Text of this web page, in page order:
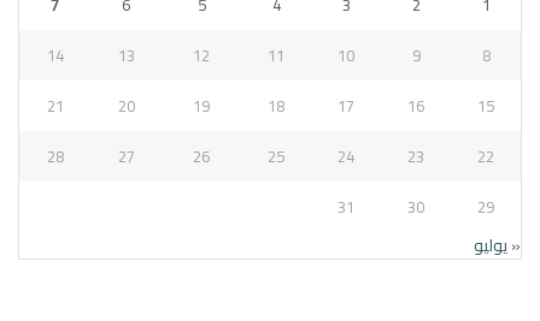
8
9
10
11
12
13
14
15
16
17
18
19
20
21
22
23
24
25
26
27
28
29
30
31
« يوليو